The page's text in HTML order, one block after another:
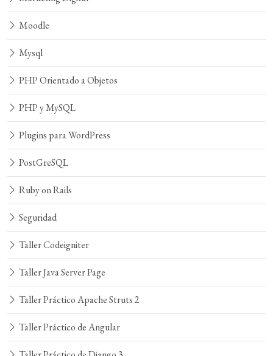
Moodle
Mysql
PHP Orientado a Objetos
PHP y MySQL
Plugins para WordPress
PostGreSQL
Ruby on Rails
Seguridad
Taller Codeigniter
Taller Java Server Page
Taller Práctico Apache Struts 2
Taller Práctico de Angular